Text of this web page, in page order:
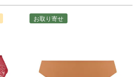
お取り寄せ